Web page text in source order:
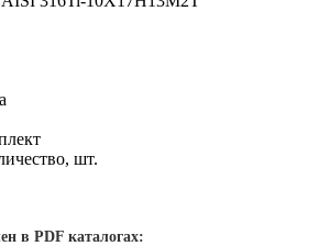
шт.
в PDF каталогах: